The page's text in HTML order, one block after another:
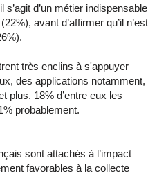
s’agit d’un métier indispensable
avant d’affirmer qu’il n’est
très enclins à s'appuyer
des applications notamment,
plus. 18% d’entre eux les
probablement.
sont attachés à l’impact
favorables à la collecte